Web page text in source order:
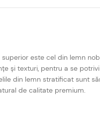
este cel din lemn
și texturi, pentru a se
din lemn stratificat sunt
de calitate premium.